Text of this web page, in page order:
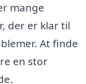
mange
der er klar til
At finde
en stor